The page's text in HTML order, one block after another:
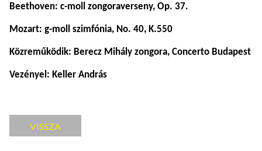
Beethoven: c-moll zongoraverseny, Op. 37.
Mozart: g-moll szimfónia, No. 40, K.550
Közreműködik: Berecz Mihály zongora, Concerto Budapest
Vezényel: Keller András
VISSZA